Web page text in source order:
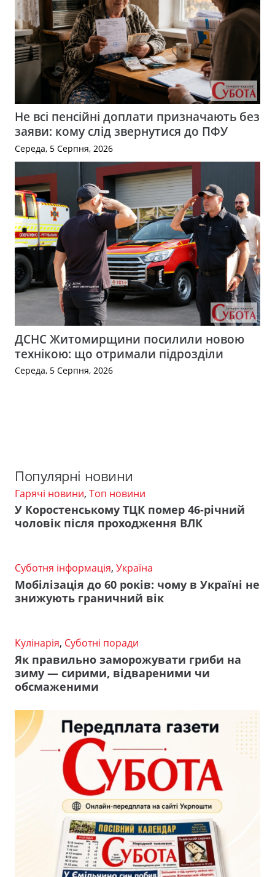
Не всі пенсійні доплати призначають без
заяви: кому слід звернутися до ПФУ
Середа, 5 Серпня, 2026
ДСНС Житомирщини посилили новою
технікою: що отримали підрозділи
Середа, 5 Серпня, 2026
Популярні новини
Гарячі новини, Топ новини
У Коростенському ТЦК помер 46-річний
чоловік після проходження ВЛК
Суботня інформація, Україна
Мобілізація до 60 років: чому в Україні не
знижують граничний вік
Кулінарія, Суботні поради
Як правильно заморожувати гриби на
зиму — сирими, відвареними чи
обсмаженими